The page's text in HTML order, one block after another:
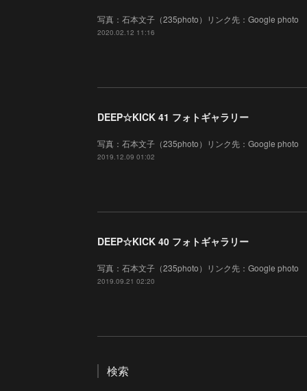
写真：石本文子（235photo）リンク先：Google photo
2020.02.12 11:16
DEEP☆KICK 41 フォトギャラリー
写真：石本文子（235photo）リンク先：Google photo
2019.12.09 01:02
DEEP☆KICK 40 フォトギャラリー
写真：石本文子（235photo）リンク先：Google photo
2019.09.21 02:20
検索